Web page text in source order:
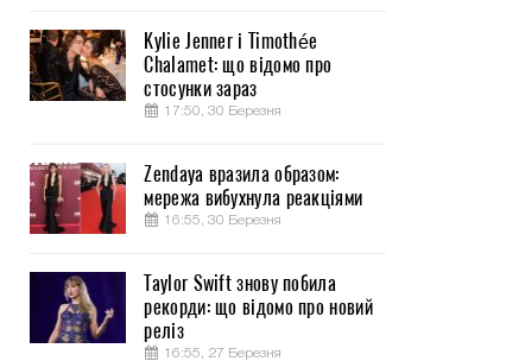
Kylie Jenner і Timothée
Chalamet: що відомо про
стосунки зараз
17:50, 30 Березня
Zendaya вразила образом:
мережа вибухнула реакціями
16:55, 30 Березня
Taylor Swift знову побила
рекорди: що відомо про новий
реліз
16:55, 27 Березня